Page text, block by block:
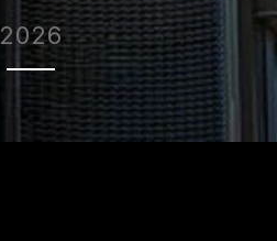
2026